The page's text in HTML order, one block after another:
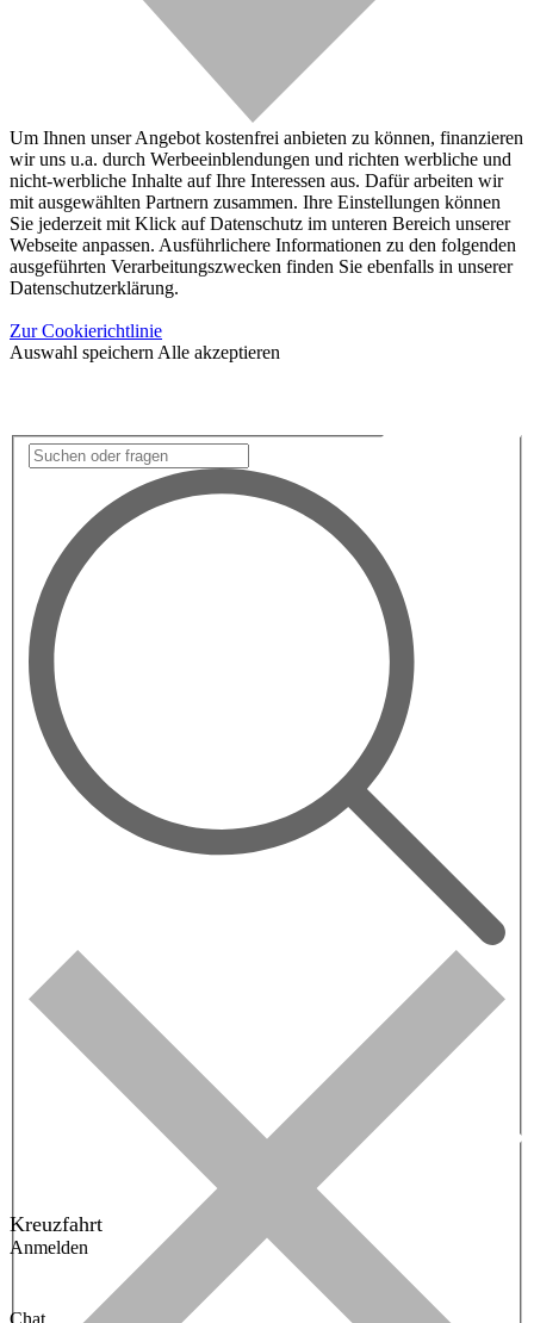
Um Ihnen unser Angebot kostenfrei anbieten zu können, finanzieren
wir uns u.a. durch Werbeeinblendungen und richten werbliche und
nicht-werbliche Inhalte auf Ihre Interessen aus. Dafür arbeiten wir
mit ausgewählten Partnern zusammen. Ihre Einstellungen können
Sie jederzeit mit Klick auf Datenschutz im unteren Bereich unserer
Webseite anpassen. Ausführlichere Informationen zu den folgenden
ausgeführten Verarbeitungszwecken finden Sie ebenfalls in unserer
Datenschutzerklärung.
Zur Cookierichtlinie
Auswahl speichern Alle akzeptieren
Kreuzfahrt
Anmelden
Chat